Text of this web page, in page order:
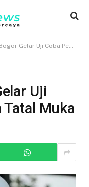
Uji Coba Pembelajaran Tatal Muka
Uji
Tatal Muka